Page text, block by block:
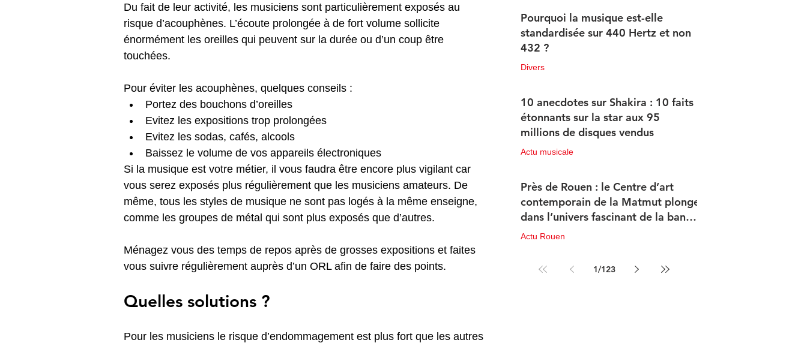
Du fait de leur activité, les musiciens sont particulièrement exposés au
risque d’acouphènes. L’écoute prolongée à de fort volume sollicite
énormément les oreilles qui peuvent sur la durée ou d’un coup être
touchées.
Pour éviter les acouphènes, quelques conseils :
Portez des bouchons d’oreilles
Evitez les expositions trop prolongées
Evitez les sodas, cafés, alcools
Baissez le volume de vos appareils électroniques
Si la musique est votre métier, il vous faudra être encore plus vigilant car
vous serez exposés plus régulièrement que les musiciens amateurs. De
même, tous les styles de musique ne sont pas logés à la même enseigne,
comme les groupes de métal qui sont plus exposés que d’autres.
Ménagez vous des temps de repos après de grosses expositions et faites
vous suivre régulièrement auprès d’un ORL afin de faire des points.
Quelles solutions ?
Pour les musiciens le risque d’endommagement est plus fort que les autres
Pourquoi la musique est-elle
standardisée sur 440 Hertz et non
432 ?
Divers
10 anecdotes sur Shakira : 10 faits
étonnants sur la star aux 95
millions de disques vendus
Actu musicale
Près de Rouen : le Centre d’art
contemporain de la Matmut plonge
dans l’univers fascinant de la bande
dessinée de science-fiction
Actu Rouen
1/123